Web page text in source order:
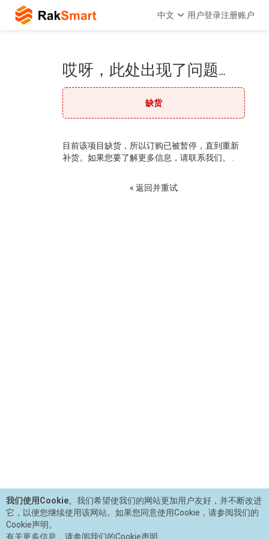
中文 用户登录注册账户
哎呀，此处出现了问题…
缺货
目前该项目缺货，所以订购已被暂停，直到重新
补货。如果您要了解更多信息，请联系我们。 .
« 返回并重试
我们使用Cookie。我们希望使我们的网站更加用户友好，并不断改进
它，以便您继续使用该网站。如果您同意使用Cookie，请参阅我们的
Cookie声明。
有关更多信息，请参阅我们的Cookie声明。